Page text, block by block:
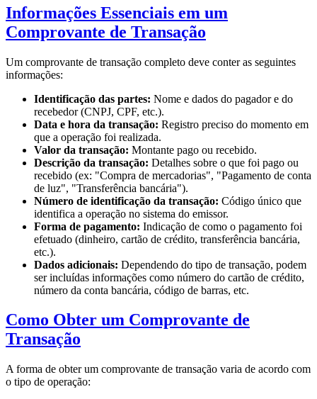
Informações Essenciais em um
Comprovante de Transação
Um comprovante de transação completo deve conter as seguintes
informações:
Identificação das partes: Nome e dados do pagador e do
recebedor (CNPJ, CPF, etc.).
Data e hora da transação: Registro preciso do momento em
que a operação foi realizada.
Valor da transação: Montante pago ou recebido.
Descrição da transação: Detalhes sobre o que foi pago ou
recebido (ex: "Compra de mercadorias", "Pagamento de conta
de luz", "Transferência bancária").
Número de identificação da transação: Código único que
identifica a operação no sistema do emissor.
Forma de pagamento: Indicação de como o pagamento foi
efetuado (dinheiro, cartão de crédito, transferência bancária,
etc.).
Dados adicionais: Dependendo do tipo de transação, podem
ser incluídas informações como número do cartão de crédito,
número da conta bancária, código de barras, etc.
Como Obter um Comprovante de
Transação
A forma de obter um comprovante de transação varia de acordo com
o tipo de operação: